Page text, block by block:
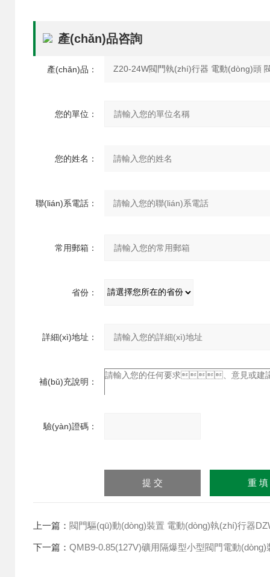
產(chǎn)品咨詢
產(chǎn)品：
您的單位：
您的姓名：
聯(lián)系電話：
常用郵箱：
省份：
詳細(xì)地址：
補(bǔ)充說明：
驗(yàn)證碼：
(jì)算
結(jié)果（填寫阿拉伯?
dāng)?shù)字），如：三
上一篇： 閥門驅(qū)動(dòng)裝置 電動(dòng)執(zhí)行器
下一篇： QMB9-0.85(127V)礦用隔爆型小型閥門電動(dòng)